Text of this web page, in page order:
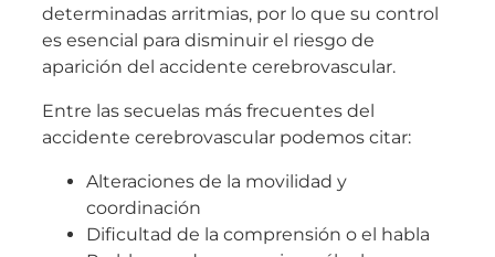
determinadas arritmias, por lo que su control
es esencial para disminuir el riesgo de
aparición del accidente cerebrovascular.
Entre las secuelas más frecuentes del
accidente cerebrovascular podemos citar:
Alteraciones de la movilidad y
coordinación
Dificultad de la comprensión o el habla